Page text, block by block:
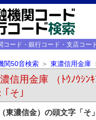
コード・銀行コード・支店コー
関50音検索 東濃信用金庫
信用金庫 （ﾄｳﾉｳｼ
｢そ｣
東濃信金）の頭文字「そ